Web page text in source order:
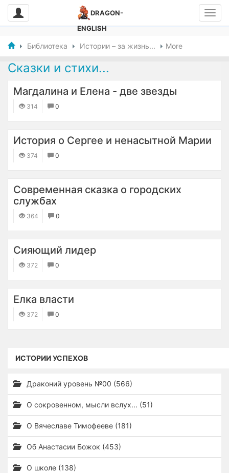
DRAGON-
ENGLISH
Библиотека Истории – за жизнь... More
Сказки и стихи...
Магдалина и Елена - две звезды
314 0
​История о Сергее и ненасытной Марии
374 0
Современная сказка о городских
службах
364 0
​Сияющий лидер
372 0
Елка власти
372 0
ИСТОРИИ УСПЕХОВ
Драконий уровень №00 (566)
О сокровенном, мысли вслух... (51)
О Вячеславе Тимофееве (181)
Об Анастасии Божок (453)
О школе (138)